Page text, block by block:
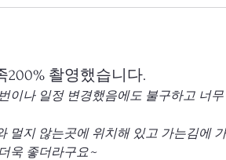
200% 촬영했습니다.
이나 일정 변경했음에도 불구하고 너
멀지 않는곳에 위치해 있고 가는김에
욱 좋더라구요~